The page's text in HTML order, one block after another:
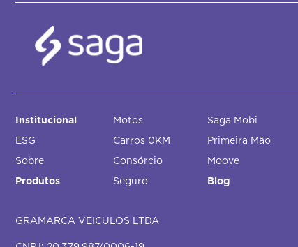
Institucional
ESG
Sobre
Produtos
Motos
Carros 0KM
Consórcio
Seguro
Saga Mobi
Primeira Mão
Moove
Blog
GRAMARCA VEICULOS LTDA